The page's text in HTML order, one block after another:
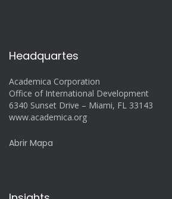
Headquartes
Academica Corporation
Office of International Development
6340 Sunset Drive – Miami, FL 33143
www.academica.org
Abrir Mapa